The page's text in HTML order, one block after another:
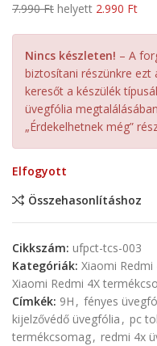
7.990 Ft helyett 2.990 Ft
Nincs készleten! – A
biztosítani részünkre ezt
keresőt a készülék
üvegfólia
„Érdekelhetnek még”
Elfogyott
Összehasonlításhoz
Cikkszám: ufpct-tcs-003
Kategóriák: Xiaomi Redmi
Xiaomi Redmi 4X
Címkék: 9H , fényes
kijelzővédő üvegfólia , pc
termékcsomag, redmi 4x